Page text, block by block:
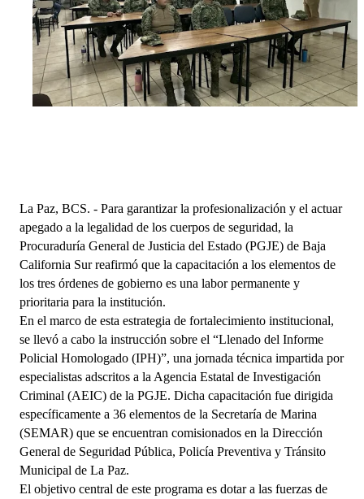
La Paz, BCS. - Para garantizar la profesionalización y el actuar
apegado a la legalidad de los cuerpos de seguridad, la
Procuraduría General de Justicia del Estado (PGJE) de Baja
California Sur reafirmó que la capacitación a los elementos de
los tres órdenes de gobierno es una labor permanente y
prioritaria para la institución.
En el marco de esta estrategia de fortalecimiento institucional,
se llevó a cabo la instrucción sobre el “Llenado del Informe
Policial Homologado (IPH)”, una jornada técnica impartida por
especialistas adscritos a la Agencia Estatal de Investigación
Criminal (AEIC) de la PGJE. Dicha capacitación fue dirigida
específicamente a 36 elementos de la Secretaría de Marina
(SEMAR) que se encuentran comisionados en la Dirección
General de Seguridad Pública, Policía Preventiva y Tránsito
Municipal de La Paz.
El objetivo central de este programa es dotar a las fuerzas de